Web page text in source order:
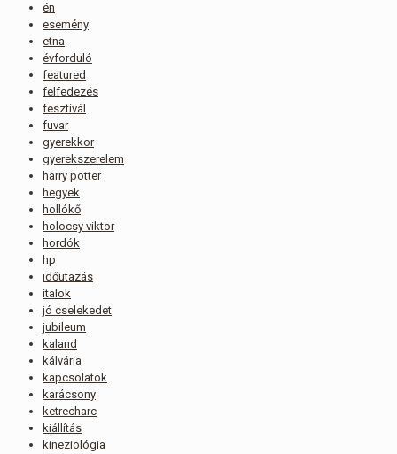
én
esemény
etna
évforduló
featured
felfedezés
fesztivál
fuvar
gyerekkor
gyerekszerelem
harry potter
hegyek
hollókő
holocsy viktor
hordók
hp
időutazás
italok
jó cselekedet
jubileum
kaland
kálvária
kapcsolatok
karácsony
ketrecharc
kiállítás
kineziológia